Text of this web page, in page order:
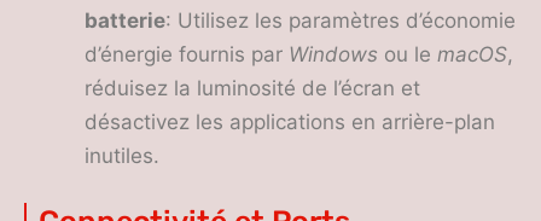
batterie: Utilisez les paramètres d’économie
d’énergie fournis par Windows ou le macOS,
réduisez la luminosité de l’écran et
désactivez les applications en arrière-plan
inutiles.